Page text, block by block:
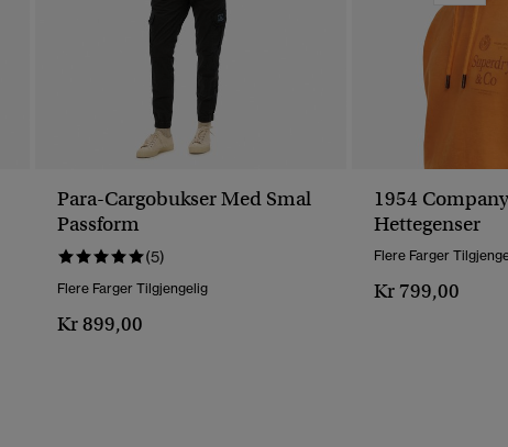
Para-Cargobukser Med Smal
Passform
(5)
Flere Farger Tilgjengelig
Kr 899,00
1954
Hettegenser
Flere Farger
Kr 799,00